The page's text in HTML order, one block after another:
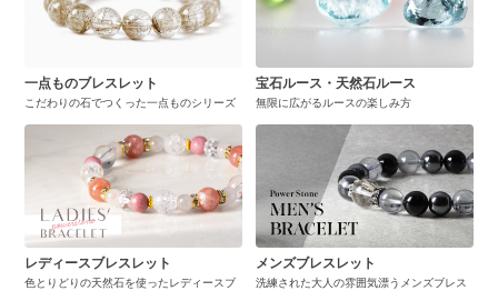
一点ものブレスレット
こだわりの石でつくった一点ものシリーズ
宝石ルース・天然石ルース
無限に広がるルースの楽しみ方
レディースブレスレット
色とりどりの天然石を使ったレディースブ
メンズブレスレット
洗練された大人の雰囲気漂うメンズブレス